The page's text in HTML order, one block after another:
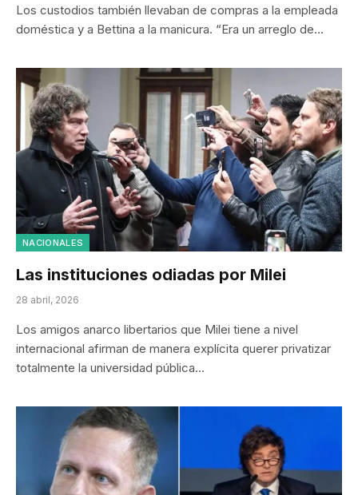
Los custodios también llevaban de compras a la empleada
doméstica y a Bettina a la manicura. “Era un arreglo de…
NACIONALES
Las instituciones odiadas por Milei
28 abril, 2026
Los amigos anarco libertarios que Milei tiene a nivel
internacional afirman de manera explícita querer privatizar
totalmente la universidad pública…